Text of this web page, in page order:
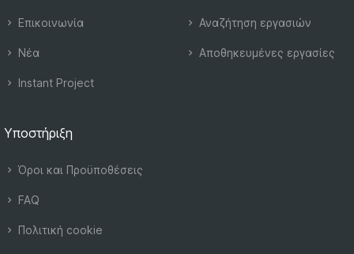
Επικοινωνία
Νέα
Instant Project
Αναζήτηση εργασιών
Αποθηκευμένες εργασίες
Υποστήριξη
Όροι και Προϋποθέσεις
FAQ
Πολιτική cookie